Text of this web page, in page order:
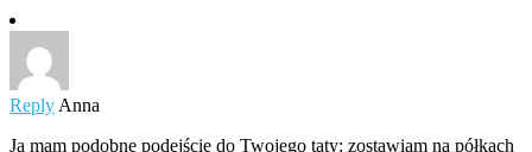
Reply Anna
Ja mam podobne podejście do Twojego taty: zostawiam na półkach